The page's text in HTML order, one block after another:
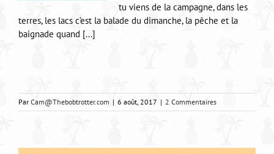
tu viens de la campagne, dans les
terres, les lacs c’est la balade du dimanche, la pêche et la
baignade quand [...]
Par Cam@Thebobtrotter.com | 6 août, 2017 | 2 Commentaires